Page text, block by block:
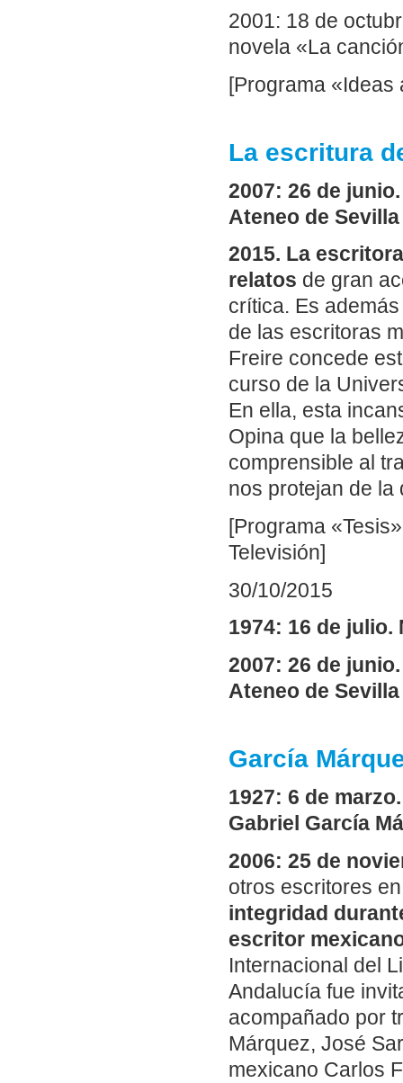
2001: 18 de
novela «La
[Programa «Ideas
La escritura
2007: 26 de
Ateneo de
2015. La
relatos de gran
crítica. Es
de las escritoras
Freire concede
curso de la
En ella, esta
Opina que la
comprensible al
nos protejan de la
[Programa
Televisión]
30/10/2015
1974: 16 de
2007: 26 de
Ateneo de
García
1927: 6 de
Gabriel García
2006: 25 de
otros escritores
integridad
escritor
Internacional del
Andalucía fue
acompañado por
Márquez, José
mexicano Carlos